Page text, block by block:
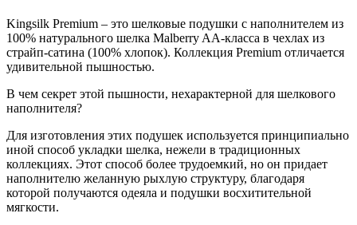
Kingsilk Premium – это шелковые подушки с наполнителем из
100% натурального шелка Malberry AA-класса в чехлах из
страйп-сатина (100% хлопок). Коллекция Premium отличается
удивительной пышностью.
В чем секрет этой пышности, нехарактерной для шелкового
наполнителя?
Для изготовления этих подушек используется принципиально
иной способ укладки шелка, нежели в традиционных
коллекциях. Этот способ более трудоемкий, но он придает
наполнителю желанную рыхлую структуру, благодаря
которой получаются одеяла и подушки восхитительной
мягкости.